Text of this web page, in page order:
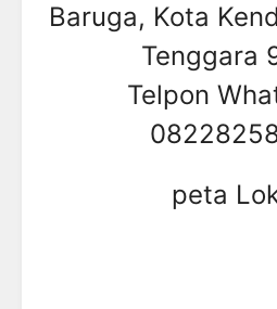
Baruga, Kota
Tenggara
Telpon
peta